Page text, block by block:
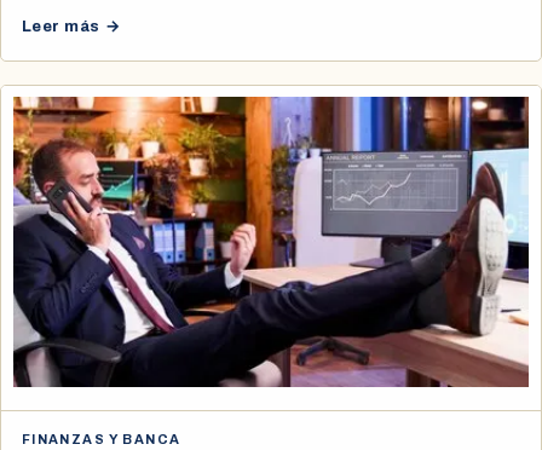
Leer más →
FINANZAS Y BANCA